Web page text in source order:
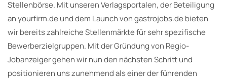
Stellenbörse. Mit unseren Verlagsportalen, der Beteiligung
an yourfirm.de und dem Launch von gastrojobs.de bieten
wir bereits zahlreiche Stellenmärkte für sehr spezifische
Bewerberzielgruppen. Mit der Gründung von Regio-
Jobanzeiger gehen wir nun den nächsten Schritt und
positionieren uns zunehmend als einer der führenden